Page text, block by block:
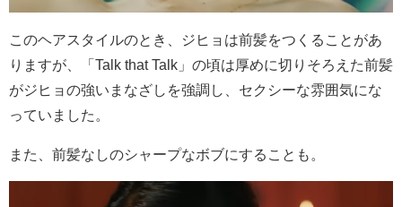
このヘアスタイルのとき、ジヒョは前髪をつくることがあ
りますが、「Talk that Talk」の頃は厚めに切りそろえた前髪
がジヒョの強いまなざしを強調し、セクシーな雰囲気にな
っていました。
また、前髪なしのシャープなボブにすることも。